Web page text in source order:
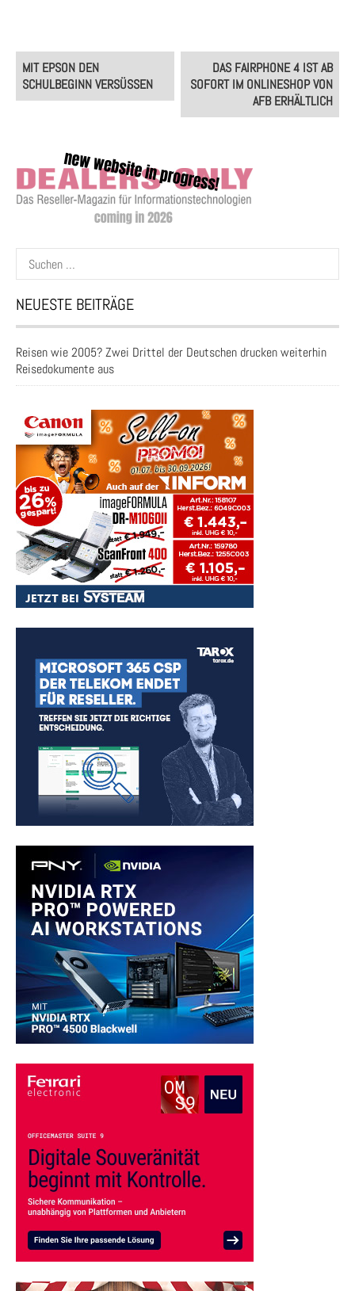
Post
navigation
MIT EPSON DEN
SCHULBEGINN VERSÜSSEN
DAS FAIRPHONE 4 IST AB
SOFORT IM ONLINESHOP VON
AFB ERHÄLTLICH
Suchen
nach:
NEUESTE BEITRÄGE
Reisen wie 2005? Zwei Drittel der Deutschen drucken weiterhin
Reisedokumente aus